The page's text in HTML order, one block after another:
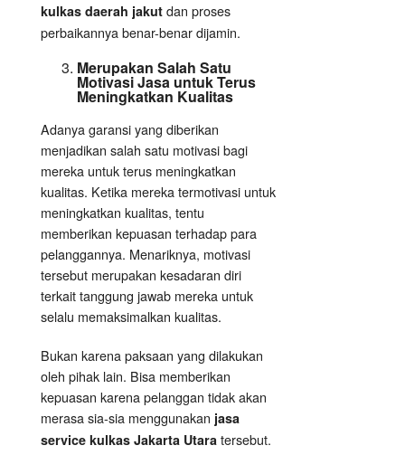
kulkas daerah jakut dan proses
perbaikannya benar-benar dijamin.
Merupakan Salah Satu
Motivasi Jasa untuk Terus
Meningkatkan Kualitas
Adanya garansi yang diberikan
menjadikan salah satu motivasi bagi
mereka untuk terus meningkatkan
kualitas. Ketika mereka termotivasi untuk
meningkatkan kualitas, tentu
memberikan kepuasan terhadap para
pelanggannya. Menariknya, motivasi
tersebut merupakan kesadaran diri
terkait tanggung jawab mereka untuk
selalu memaksimalkan kualitas.
Bukan karena paksaan yang dilakukan
oleh pihak lain. Bisa memberikan
kepuasan karena pelanggan tidak akan
merasa sia-sia menggunakan jasa
service kulkas Jakarta Utara tersebut.